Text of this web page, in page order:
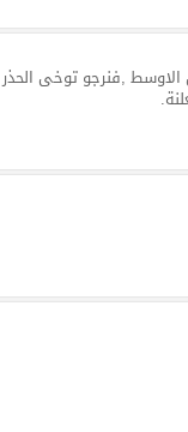
,فنرجو توخى الحذر